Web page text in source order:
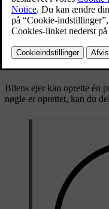
Når du har konfigureret
på samme måde som
afstand. Hvis din enhed
Bilens ejer kan oprette én
nøgle er oprettet, kan du